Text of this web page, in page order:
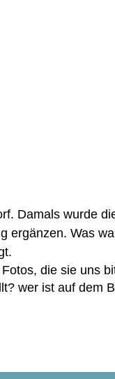
Damals wurde
ergänzen. Was
die sie uns b
wer ist auf dem